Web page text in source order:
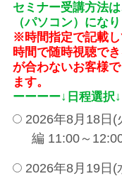
セミナー受講方法
（パソコン）にな
※時間指定で記載
時間で随時視聴で
が合わないお客様
ます。
ーーーー↓日程選択
2026年8月18日(
編 11:00～
2026年8月19日(